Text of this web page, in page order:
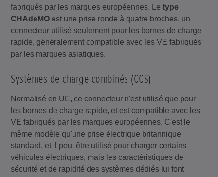
fabriqués par les marques européennes. Letype
CHAdeMO est une prise ronde à quatre broches, un
connecteur utilisé seulement pour les bornes de charge
rapide, généralement compatible avec les VE fabriqués
par les marques asiatiques.
Systèmes de charge combinés (CCS)
Normalisé en UE, ce connecteur n'est utilisé que pour
les bornes de charge rapide, et est compatible avec les
VE fabriqués par les marques européennes. C'est le
même modèle qu'une prise électrique britannique
standard, et il peut être utilisé pour charger certains
véhicules électriques, mais les caractéristiques de
sécurité et de rapidité des systèmes dédiés lui font